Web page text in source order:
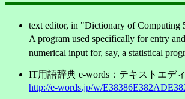
text editor, in "Dictionary of Computing
A program used specifically for entry
numerical input for, say, a statistical
IT用語辞典 e-words：テキストエデ
http://e-words.jp/w/